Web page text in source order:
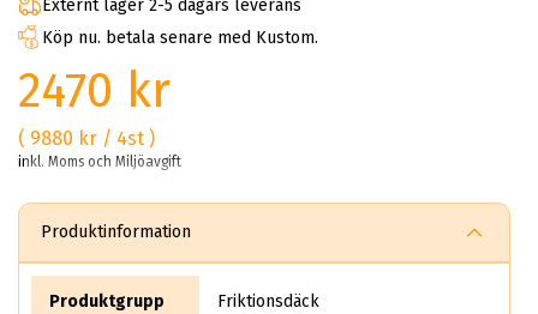
Externt lager 2-5 dagars leverans
Köp nu. betala senare med Kustom.
2470 kr
( 9880 kr / 4st )
inkl. Moms och Miljöavgift
Produktinformation
Produktgrupp Friktionsdäck